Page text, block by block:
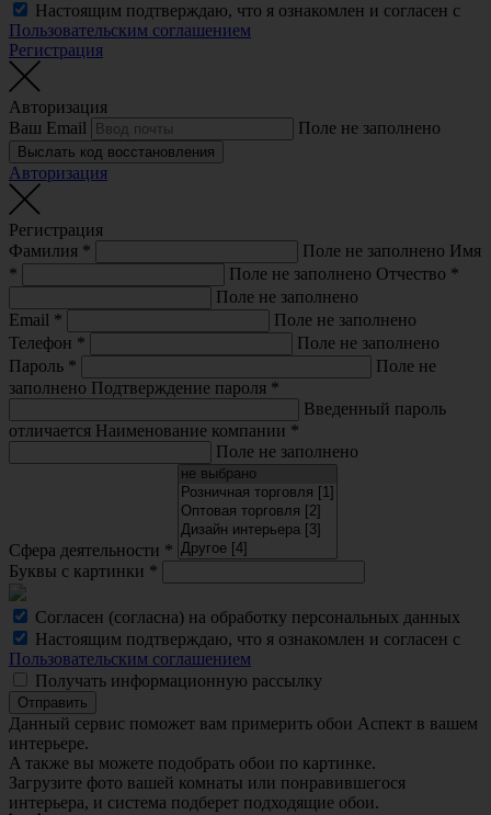
Настоящим подтверждаю, что я ознакомлен и согласен с
Пользовательским соглашением
Регистрация
Авторизация
Ваш Email
Поле не заполнено
Выслать код восстановления
Авторизация
Регистрация
Фамилия * Поле не заполнено Имя
*
Поле не заполнено Отчество *
Поле не заполнено
Email *
Поле не заполнено
Телефон *
Поле не заполнено
Пароль *
Поле не
заполнено Подтверждение пароля *
Введенный пароль
отличается Наименование компании *
Поле не заполнено
Сфера деятельности *
Буквы с картинки *
Согласен (согласна) на обработку персональных данных
Настоящим подтверждаю, что я ознакомлен и согласен с
Пользовательским соглашением
Получать информационную рассылку
Отправить
Данный сервис поможет вам примерить обои Аспект в вашем
интерьере.
A также вы можете подобрать обои по картинке.
Загрузите фото вашей комнаты или понравившегося
интерьера, и система подберет подходящие обои.